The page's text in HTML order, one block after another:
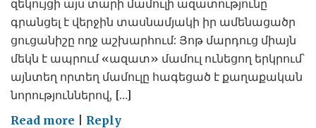
զեկույցի այս տարի մամուլի ազատությունը
գրանցել է վերջին տասնամյակի իր ամենացածր
ցուցանիշը ողջ աշխարհում: Յոթ մարդուց միայն
մեկն է ապրում «ազատ» մամուլ ունեցող երկրում՝
այնտեղ որտեղ մամուլը հագեցած է քաղաքական
նորություններով, […]
Read more onReply